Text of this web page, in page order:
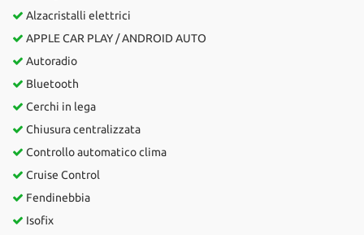
Alzacristalli elettrici
APPLE CAR PLAY / ANDROID AUTO
Autoradio
Bluetooth
Cerchi in lega
Chiusura centralizzata
Controllo automatico clima
Cruise Control
Fendinebbia
Isofix